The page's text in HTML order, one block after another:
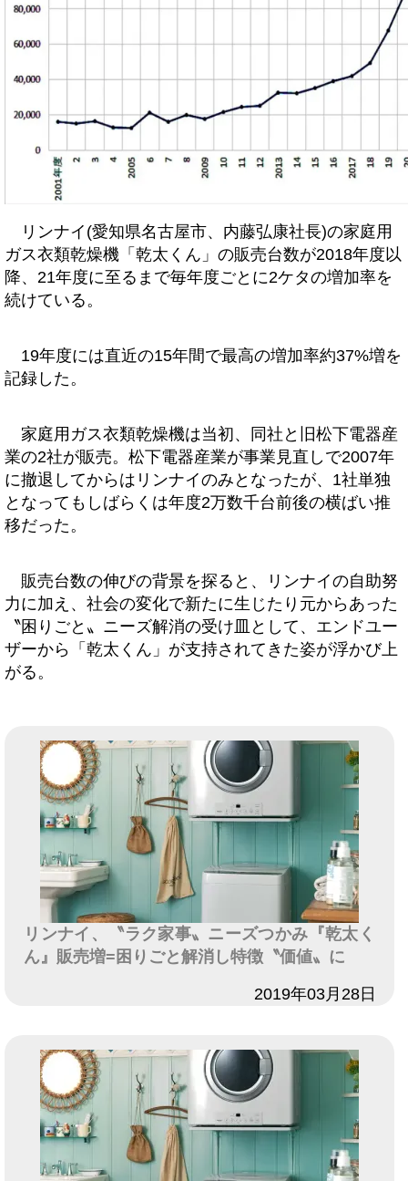
リンナイ(愛知県名古屋市、内藤弘康社長)の家庭用
ガス衣類乾燥機「乾太くん」の販売台数が2018年度以
降、21年度に至るまで毎年度ごとに2ケタの増加率を
続けている。
19年度には直近の15年間で最高の増加率約37%増を
記録した。
家庭用ガス衣類乾燥機は当初、同社と旧松下電器産
業の2社が販売。松下電器産業が事業見直しで2007年
に撤退してからはリンナイのみとなったが、1社単独
となってもしばらくは年度2万数千台前後の横ばい推
移だった。
販売台数の伸びの背景を探ると、リンナイの自助努
力に加え、社会の変化で新たに生じたり元からあった
〝困りごと〟ニーズ解消の受け皿として、エンドユー
ザーから「乾太くん」が支持されてきた姿が浮かび上
がる。
リンナイ、〝ラク家事〟ニーズつかみ『乾太く
ん』販売増=困りごと解消し特徴〝価値〟に
2019年03月28日